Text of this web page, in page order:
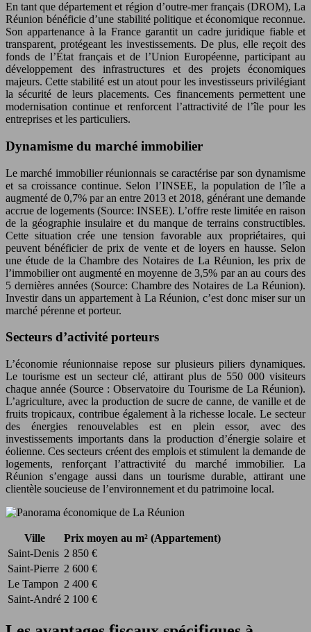
En tant que département et région d’outre-mer français (DROM), La
Réunion bénéficie d’une stabilité politique et économique reconnue.
Son appartenance à la France garantit un cadre juridique fiable et
transparent, protégeant les investissements. De plus, elle reçoit des
fonds de l’État français et de l’Union Européenne, participant au
développement des infrastructures et des projets économiques
majeurs. Cette stabilité est un atout pour les investisseurs privilégiant
la sécurité de leurs placements. Ces financements permettent une
modernisation continue et renforcent l’attractivité de l’île pour les
entreprises et les particuliers.
Dynamisme du marché immobilier
Le marché immobilier réunionnais se caractérise par son dynamisme
et sa croissance continue. Selon l’INSEE, la population de l’île a
augmenté de 0,7% par an entre 2013 et 2018, générant une demande
accrue de logements (Source: INSEE). L’offre reste limitée en raison
de la géographie insulaire et du manque de terrains constructibles.
Cette situation crée une tension favorable aux propriétaires, qui
peuvent bénéficier de prix de vente et de loyers en hausse. Selon
une étude de la Chambre des Notaires de La Réunion, les prix de
l’immobilier ont augmenté en moyenne de 3,5% par an au cours des
5 dernières années (Source: Chambre des Notaires de La Réunion).
Investir dans un appartement à La Réunion, c’est donc miser sur un
marché pérenne et porteur.
Secteurs d’activité porteurs
L’économie réunionnaise repose sur plusieurs piliers dynamiques.
Le tourisme est un secteur clé, attirant plus de 550 000 visiteurs
chaque année (Source : Observatoire du Tourisme de La Réunion).
L’agriculture, avec la production de sucre de canne, de vanille et de
fruits tropicaux, contribue également à la richesse locale. Le secteur
des énergies renouvelables est en plein essor, avec des
investissements importants dans la production d’énergie solaire et
éolienne. Ces secteurs créent des emplois et stimulent la demande de
logements, renforçant l’attractivité du marché immobilier. La
Réunion s’engage aussi dans un tourisme durable, attirant une
clientèle soucieuse de l’environnement et du patrimoine local.
Ville
Prix moyen au m² (Appartement)
Saint-Denis 2 850 €
Saint-Pierre 2 600 €
Le Tampon 2 400 €
Saint-André 2 100 €